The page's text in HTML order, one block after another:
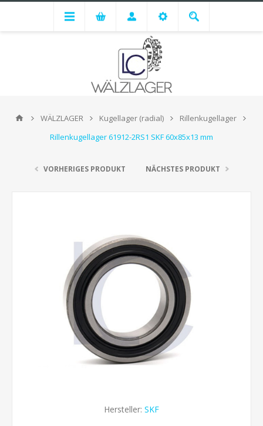
WÄLZLAGER Kugellager (radial)
Rillenkugellager
Rillenkugellager 61912-2RS1 SKF 60x85x13 mm
VORHERIGES PRODUKT NÄCHSTES PRODUKT
Hersteller: SKF